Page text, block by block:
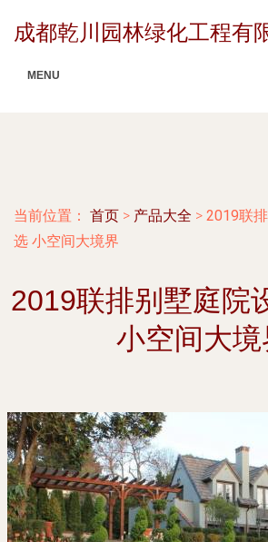
成都乾川园林绿化工程有
MENU
当前位置： 首页 > 产品大全 > 2019联
选 小空间大境界
2019联排别墅庭院
小空间大境